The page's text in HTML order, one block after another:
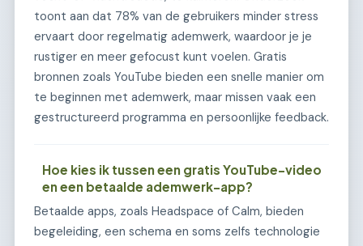
toont aan dat 78% van de gebruikers minder stress
ervaart door regelmatig ademwerk, waardoor je je
rustiger en meer gefocust kunt voelen. Gratis
bronnen zoals YouTube bieden een snelle manier om
te beginnen met ademwerk, maar missen vaak een
gestructureerd programma en persoonlijke feedback.
Hoe kies ik tussen een gratis YouTube-video
en een betaalde ademwerk-app?
Betaalde apps, zoals Headspace of Calm, bieden
begeleiding, een schema en soms zelfs technologie